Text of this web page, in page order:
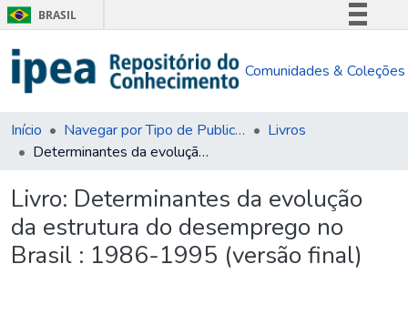
BRASIL
Comunica BR
Acesso à informação
Comunidades & Coleções
Início Navegar por Tipo de Publicação
Livros
Determinantes da evolução da estrutura do desemprego no Brasil : 1986-1995 (versão final)
Livro: Determinantes da evolução
da estrutura do desemprego no
Brasil : 1986-1995 (versão final)